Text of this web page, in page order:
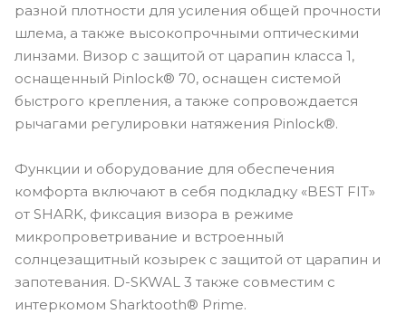
разной плотности для усиления общей прочности
шлема, а также высокопрочными оптическими
линзами. Визор с защитой от царапин класса 1,
оснащенный Pinlock® 70, оснащен системой
быстрого крепления, а также сопровождается
рычагами регулировки натяжения Pinlock®.
Функции и оборудование для обеспечения
комфорта включают в себя подкладку «BEST FIT»
от SHARK, фиксация визора в режиме
микропроветривание и встроенный
солнцезащитный козырек с защитой от царапин и
запотевания. D-SKWAL 3 также совместим с
интеркомом Sharktooth® Prime.